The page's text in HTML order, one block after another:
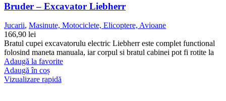
Bruder – Excavator Liebherr
Jucarii, Masinute, Motociclete, Elicoptere, Avioane
166,90 lei
Bratul cupei excavatorulu electric Liebherr este complet functional
folosind maneta manuala, iar corpul si bratul cabinei pot fi rotite la
Adaugă la favorite
Adaugă în coș
Vizualizare rapidă